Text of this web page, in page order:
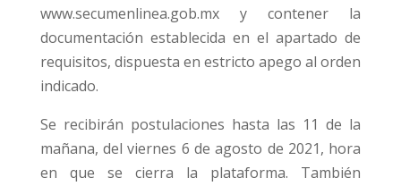
www.secumenlinea.gob.mx y contener la
documentación establecida en el apartado de
requisitos, dispuesta en estricto apego al orden
indicado.
Se recibirán postulaciones hasta las 11 de la
mañana, del viernes 6 de agosto de 2021, hora
en que se cierra la plataforma. También